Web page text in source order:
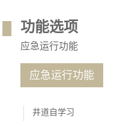
功能选项
应急运行功能
应急运行功能
井道自学习